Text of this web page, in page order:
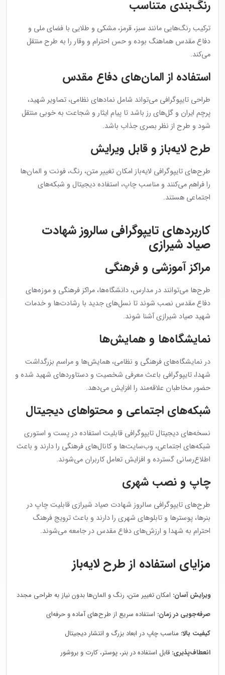
رنگ‌بندی متناسب
ترکیب رنگ‌هایی مانند سبز، قرمز، مشکی و طلایی با فضای ملی و
دفاع مقدس هماهنگ بوده و حس احترام و وقار را به طرح منتقل
می‌کند.
استفاده از المان‌های دفاع مقدس
طراحی تایپوگرافی می‌تواند شامل نمادهای نظامی، تصاویر شهید،
پرچم ایران و گل‌های رز باشد تا پیام ایثار و شجاعت به خوبی منتقل
شود و طرح از نظر بصری جذاب باشد.
طرح لایه‌باز و قابل ویرایش
طرح‌های تایپوگرافی لایه‌باز امکان تغییر متن، رنگ، فونت و المان‌ها
را فراهم می‌کنند و مناسب چاپ، استفاده دیجیتال و شبکه‌های
اجتماعی هستند.
کاربردهای تایپوگرافی سالروز شهادت
صیاد شیرازی
مراکز آموزشی و فرهنگی
طرح‌ها می‌توانند در مدارس، دانشگاه‌ها، مراکز فرهنگی و موزه‌های
دفاع مقدس نصب شوند تا نسل‌های جدید با رشادت‌ها و خدمات
شهید صیاد شیرازی آشنا شوند.
نمایشگاه‌ها و همایش‌ها
در نمایشگاه‌های فرهنگی و نظامی، همایش‌ها و مراسم بزرگداشت
شهدا، تایپوگرافی باعث معرفی شخصیت و دستاوردهای شهید شده و
حضور مخاطبان علاقه‌مند را افزایش می‌دهد.
شبکه‌های اجتماعی و محتواهای دیجیتال
نسخه‌های دیجیتال تایپوگرافی قابلیت استفاده در پست و استوری
شبکه‌های اجتماعی، وب‌سایت‌ها و کانال‌های فرهنگی را دارند و باعث
اطلاع‌رسانی گسترده و افزایش تعامل کاربران می‌شوند.
چاپ و نصب شهری
طرح‌های تایپوگرافی سالروز شهادت صیاد شیرازی قابلیت چاپ در
بنرها، پوسترها و تابلوهای شهری را دارند و باعث ترویج فرهنگ
احترام به شهدا و ارزش‌های دفاع مقدس در جامعه می‌شوند.
مزایای استفاده از طرح لایه‌باز
ویرایش آسان: امکان تغییر متن، رنگ و المان‌ها بدون نیاز به طراحی مجدد
صرفه‌جویی در زمان: استفاده سریع از طرح‌های آماده و حرفه‌ای
کیفیت بالا: مناسب چاپ در ابعاد بزرگ و انتشار دیجیتال
انعطاف‌پذیری: قابل استفاده در بنر، پوستر، کارت و بروشور